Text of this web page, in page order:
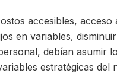
accesibles,
en variables,
debían asumir
estratégicas del